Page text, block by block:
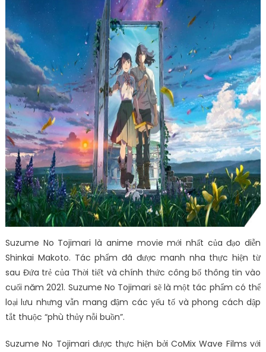
Suzume No Tojimari là anime movie mới nhất của đạo diễn
Shinkai Makoto. Tác phẩm đã được manh nha thực hiện từ
sau Đứa trẻ của Thời tiết và chính thức công bố thông tin vào
cuối năm 2021. Suzume No Tojimari sẽ là một tác phẩm có thể
loại lưu nhưng vẫn mang đậm các yếu tố và phong cách dập
tắt thuộc “phù thủy nỗi buồn”.
Suzume No Tojimari được thực hiện bởi CoMix Wave Films với